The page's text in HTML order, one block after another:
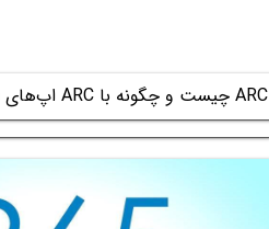
ARC چیست و چگونه با ARC اپ‌های اندرویدی را در مرورگر کروم اجرا کنیم؟